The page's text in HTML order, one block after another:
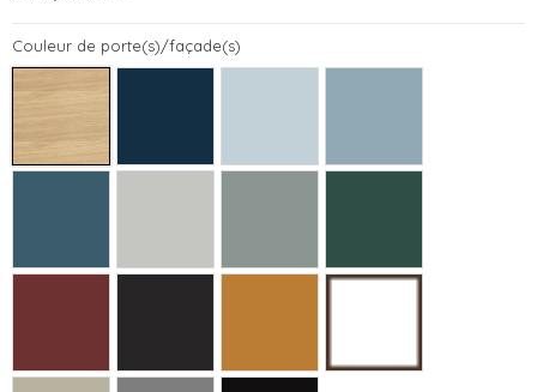
Couleur de porte(s)/façade(s)